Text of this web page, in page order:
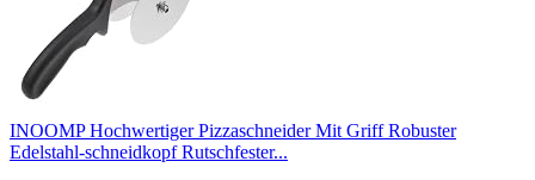
INOOMP Hochwertiger Pizzaschneider Mit Griff Robuster
Edelstahl-schneidkopf Rutschfester...